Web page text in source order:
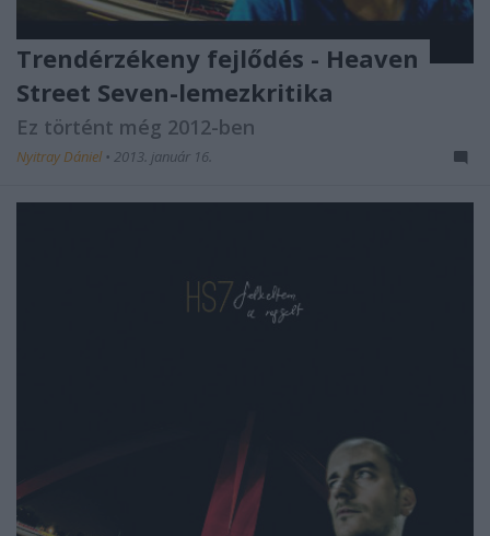
Trendérzékeny fejlődés - Heaven
Street Seven-lemezkritika
Ez történt még 2012-ben
Nyitray Dániel • 2013. január 16.